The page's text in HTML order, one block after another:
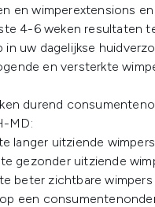
en wimperextensions
4-6 weken resultaten
in uw dagelijkse
en versterkte
durend
MD:
langer uitziende wimpers
gezonder uitziende
beter zichtbare wimpers
een